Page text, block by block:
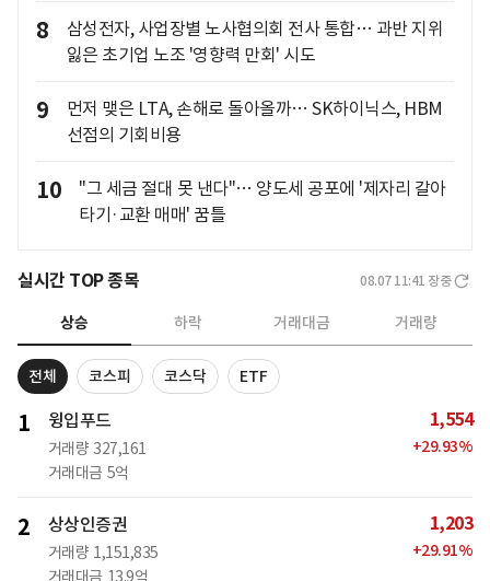
8
삼성전자, 사업장별 노사협의회 전사 통합… 과반 지위
잃은 초기업 노조 '영향력 만회' 시도
9
먼저 맺은 LTA, 손해로 돌아올까… SK하이닉스, HBM
선점의 기회비용
10
"그 세금 절대 못 낸다"… 양도세 공포에 '제자리 갈아
타기·교환 매매' 꿈틀
실시간 TOP 종목 08.07 11:41 장중
상승 하락 거래대금 거래량
전체 코스피 코스닥 ETF
1 윙입푸드
거래량 327,161
거래대금 5억
1,554
+29.93%
2 상상인증권
거래량 1,151,835
거래대금 13.9억
1,203
+29.91%